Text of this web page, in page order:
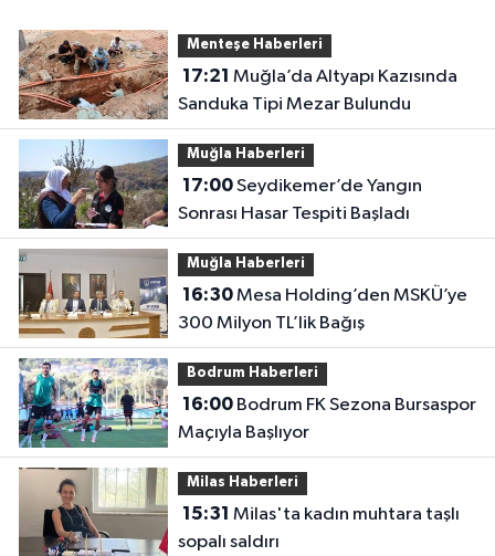
Menteşe Haberleri
17:21
Sanduka Tipi Mezar Bulundu
Muğla Haberleri
17:00Seydikemer’de Yangın
Sonrası Hasar Tespiti Başladı
Muğla Haberleri
16:30Mesa Holding’den MSKÜ’ye
300 Milyon TL’lik Bağış
Bodrum Haberleri
16:00Bodrum FK Sezona Bursaspor
Maçıyla Başlıyor
Milas Haberleri
15:31
sopalı saldırı